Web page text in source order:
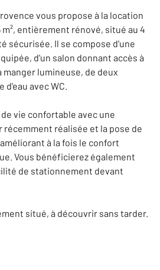
vous propose à la location
entièrement rénové, situé au 4
sécurisée. Il se compose d'une
d'un salon donnant accès à
manger lumineuse, de deux
d'eau avec WC.
vie confortable avec une
réalisée et la pose de
à la fois le confort
Vous bénéficierez également
de stationnement devant
situé, à découvrir sans tarder.